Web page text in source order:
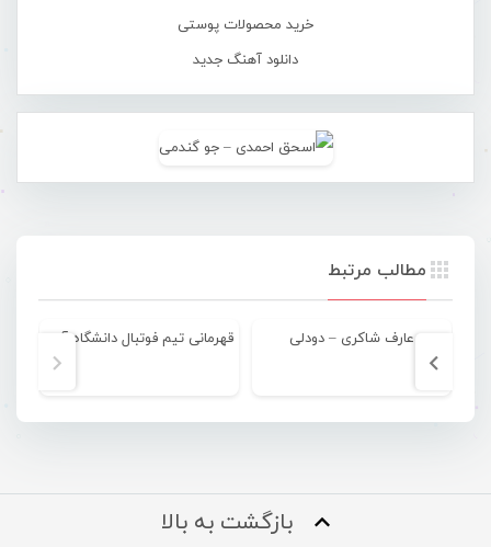
خرید محصولات پوستی
دانلود آهنگ جدید
مطالب مرتبط
عارف شاکری – دودلی
بازگشت به بالا